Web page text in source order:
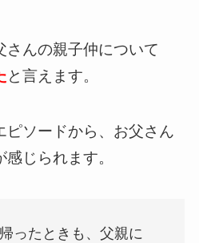
さんの親子仲について
と言えます。
ピソードから、お父さん
じられます。
ったときも、父親に